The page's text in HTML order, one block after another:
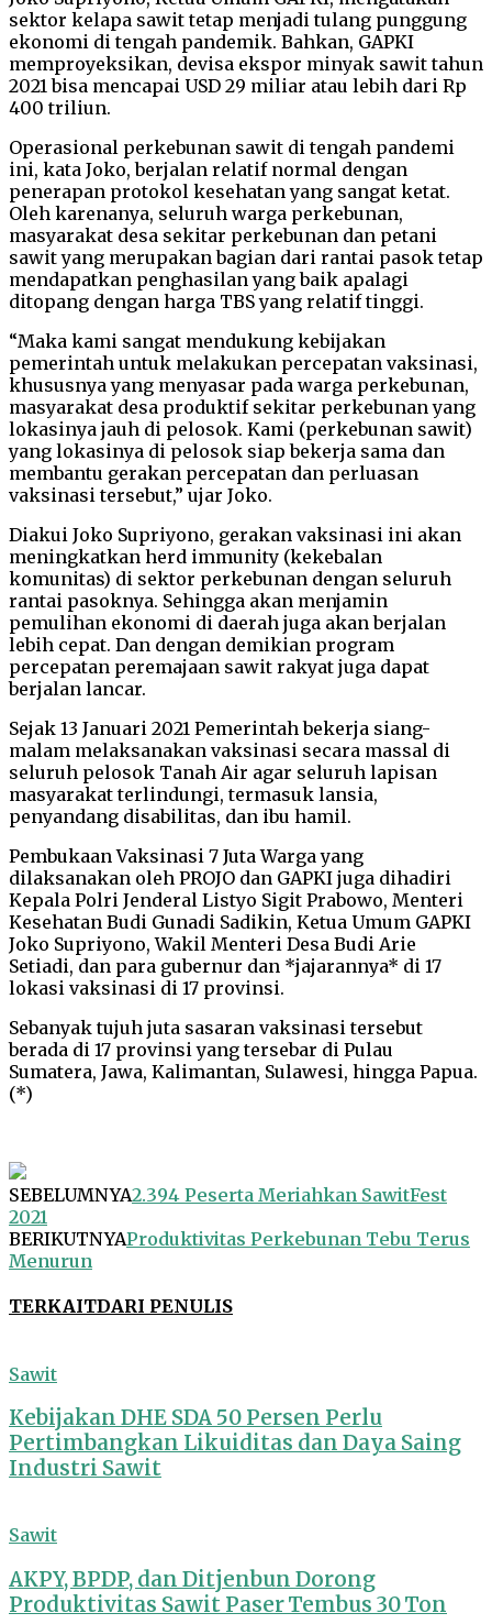
sektor kelapa sawit tetap menjadi tulang punggung
ekonomi di tengah pandemik. Bahkan, GAPKI
memproyeksikan, devisa ekspor minyak sawit tahun
2021 bisa mencapai USD 29 miliar atau lebih dari Rp
400 triliun.
Operasional perkebunan sawit di tengah pandemi
ini, kata Joko, berjalan relatif normal dengan
penerapan protokol kesehatan yang sangat ketat.
Oleh karenanya, seluruh warga perkebunan,
masyarakat desa sekitar perkebunan dan petani
sawit yang merupakan bagian dari rantai pasok tetap
mendapatkan penghasilan yang baik apalagi
ditopang dengan harga TBS yang relatif tinggi.
“Maka kami sangat mendukung kebijakan
pemerintah untuk melakukan percepatan vaksinasi,
khususnya yang menyasar pada warga perkebunan,
masyarakat desa produktif sekitar perkebunan yang
lokasinya jauh di pelosok. Kami (perkebunan sawit)
yang lokasinya di pelosok siap bekerja sama dan
membantu gerakan percepatan dan perluasan
vaksinasi tersebut,” ujar Joko.
Diakui Joko Supriyono, gerakan vaksinasi ini akan
meningkatkan herd immunity (kekebalan
komunitas) di sektor perkebunan dengan seluruh
rantai pasoknya. Sehingga akan menjamin
pemulihan ekonomi di daerah juga akan berjalan
lebih cepat. Dan dengan demikian program
percepatan peremajaan sawit rakyat juga dapat
berjalan lancar.
Sejak 13 Januari 2021 Pemerintah bekerja siang-
malam melaksanakan vaksinasi secara massal di
seluruh pelosok Tanah Air agar seluruh lapisan
masyarakat terlindungi, termasuk lansia,
penyandang disabilitas, dan ibu hamil.
Pembukaan Vaksinasi 7 Juta Warga yang
dilaksanakan oleh PROJO dan GAPKI juga dihadiri
Kepala Polri Jenderal Listyo Sigit Prabowo, Menteri
Kesehatan Budi Gunadi Sadikin, Ketua Umum GAPKI
Joko Supriyono, Wakil Menteri Desa Budi Arie
Setiadi, dan para gubernur dan *jajarannya* di 17
lokasi vaksinasi di 17 provinsi.
Sebanyak tujuh juta sasaran vaksinasi tersebut
berada di 17 provinsi yang tersebar di Pulau
Sumatera, Jawa, Kalimantan, Sulawesi, hingga Papua.
(*)
SEBELUMNYA2.394 Peserta Meriahkan SawitFest
2021
BERIKUTNYAProduktivitas Perkebunan Tebu Terus
Menurun
TERKAITDARI PENULIS
Sawit
Kebijakan DHE SDA 50 Persen Perlu
Pertimbangkan Likuiditas dan Daya Saing
Industri Sawit
Sawit
AKPY, BPDP, dan Ditjenbun Dorong
Produktivitas Sawit Paser Tembus 30 Ton